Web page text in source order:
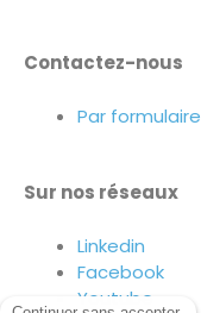
Contactez-nous
Par formulaire
Sur nos réseaux
Linkedin
Facebook
Youtube